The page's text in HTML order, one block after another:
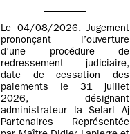
Le 04/08/2026. Jugement
prononçant l’ouverture
d’une procédure de
redressement judiciaire,
date de cessation des
paiements le 31 juillet
2026, désignant
administrateur la Selarl Aj
Partenaires Représentée